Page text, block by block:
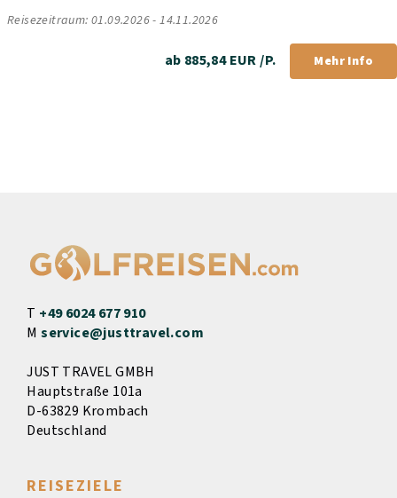
Reisezeitraum: 01.09.2026 - 14.11.2026
ab 885,84 EUR /P. Mehr Info
T +49 6024 677 910
Mservice@justtravel.com
JUST TRAVEL GMBH
Hauptstraße 101a
D-63829 Krombach
Deutschland
REISEZIELE